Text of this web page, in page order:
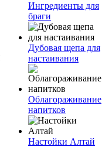
Ингредиенты для
браги
Дубовая щепа для
настаивания
Облагораживание
напитков
Настойки Алтай